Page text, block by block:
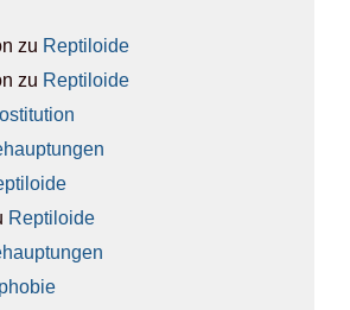
zu Rep­ti­lo­ide
zu Rep­ti­lo­ide
Rep­ti­lo­ide